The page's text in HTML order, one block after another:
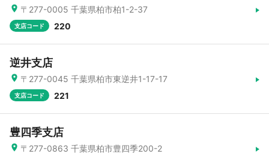
〒277-0005 千葉県柏市柏1-2-37
支店コード 220
逆井支店
〒277-0045 千葉県柏市東逆井1-17-17
支店コード 221
豊四季支店
〒277-0863 千葉県柏市豊四季200-2